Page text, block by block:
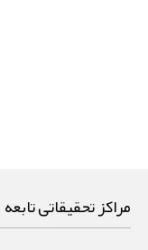
مراکز تحقیقاتی تابعه